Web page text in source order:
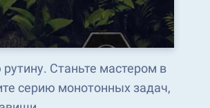
Станьте мастером в
серию монотонных задач,